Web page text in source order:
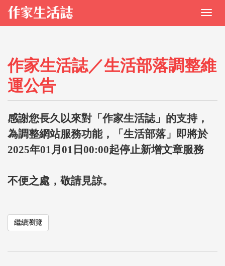
作家生活誌／生活部落調整維
運公告
感謝您長久以來對「作家生活誌」的支持，
為調整網站服務功能，「生活部落」即將於
2025年01月01日00:00起停止新增文章服務
不便之處，敬請見諒。
繼續瀏覽